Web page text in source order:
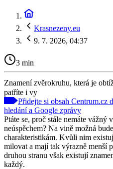
Krasnezeny.eu
9. 7. 2026, 04:37
3 min
Znamení zvěrokruhu, která je
patříte i vy
Přidejte si obsah Centrum.cz
hledání a Google zprávy
Ptáte se, proč stále nemáte
neúspěchem? Na vině možná
charakteristikám. Kvůli nim
milovat a mají tak výrazně menší
druhou stranu však existují
každý.